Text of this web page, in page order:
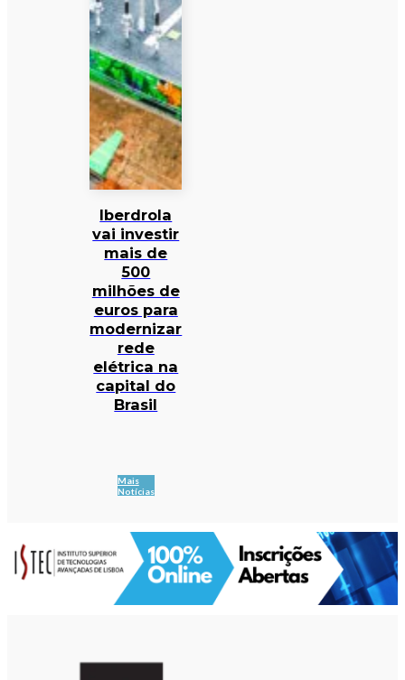
Iberdrola
vai investir
mais de
500
milhões de
euros para
modernizar
rede
elétrica na
capital do
Brasil
Mais
Notícias